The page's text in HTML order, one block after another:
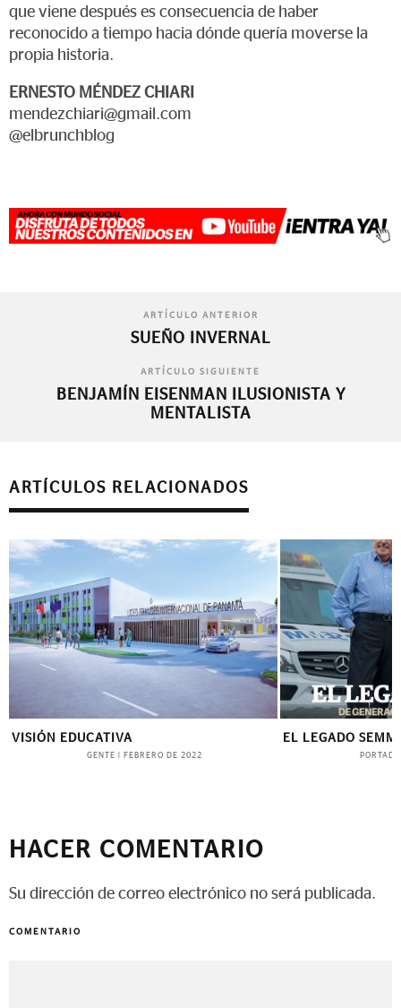
que viene después es consecuencia de haber
reconocido a tiempo hacia dónde quería moverse la
propia historia.
ERNESTO MÉNDEZ CHIARI
mendezchiari@gmail.com
@elbrunchblog
ARTÍCULO ANTERIOR
SUEÑO INVERNAL
ARTÍCULO SIGUIENTE
BENJAMÍN EISENMAN ILUSIONISTA Y
MENTALISTA
ARTÍCULOS RELACIONADOS
VISIÓN EDUCATIVA
GENTE FEBRERO DE 2022
EL LEGADO SEMM
PORTADA
HACER COMENTARIO
Su dirección de correo electrónico no será publicada.
COMENTARIO